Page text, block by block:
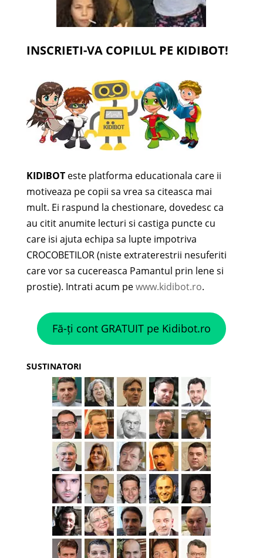
INSCRIETI-VA COPILUL PE KIDIBOT!
KIDIBOTeste platforma educationala care ii
motiveaza pe copii sa vrea sa citeasca mai
mult. Ei raspund la chestionare, dovedesc ca
au citit anumite lecturi si castiga puncte cu
care isi ajuta echipa sa lupte impotriva
CROCOBETILOR (niste extraterestrii nesuferiti
care vor sa cucereasca Pamantul prin lene si
prostie). Intrati acum pewww.kidibot.ro.
Fă-ți cont GRATUIT pe Kidibot.ro
SUSTINATORI